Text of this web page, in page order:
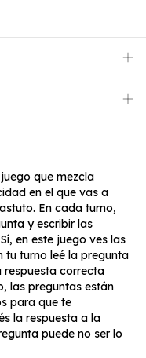
que mezcla
en el que vas a
En cada turno,
y escribir las
en este juego ves las
tu turno leé la pregunta
respuesta correcta
las preguntas están
para que te
la respuesta a la
puede no ser lo